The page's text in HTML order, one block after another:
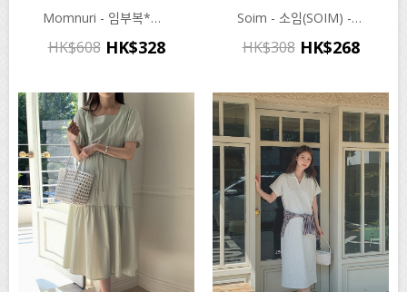
Momnuri - 임부복*순수레이스 스퀘어넥 원피스♡韓國孕婦裝連身裙
HK$608 HK$328
Soim - 소임(SOIM) - 임부복*나들이체크링클 임산부원피스♡韓國孕婦裝連身裙
HK$308 HK$268